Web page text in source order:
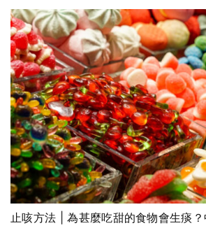
止咳方法 | 為甚麼吃甜的食物會生痰